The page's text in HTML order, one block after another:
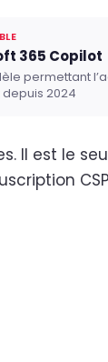
365 Copilot
permettant
2024
Il est le